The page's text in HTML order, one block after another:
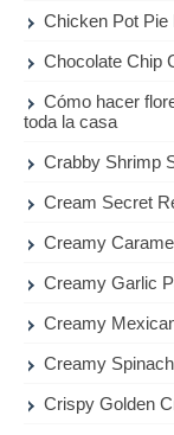
Chicken Pot Pie
Chocolate Chip
Cómo hacer
toda la casa
Crabby Shrimp
Cream Secret
Creamy
Creamy Garlic
Creamy
Creamy
Crispy Golden